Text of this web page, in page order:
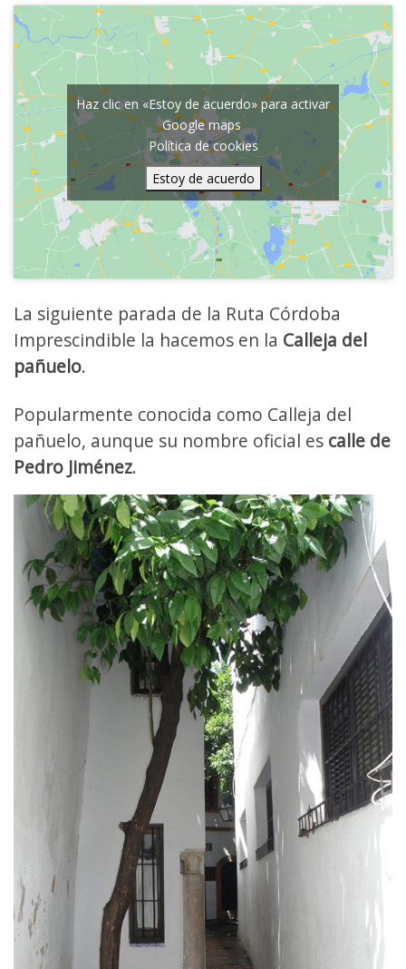
Haz clic en «Estoy de acuerdo» para activar
Google maps
Política de cookies
Estoy de acuerdo
La siguiente parada de la Ruta Córdoba
Imprescindible la hacemos en la Calleja del
pañuelo.
Popularmente conocida como Calleja del
pañuelo, aunque su nombre oficial es calle de
Pedro Jiménez.